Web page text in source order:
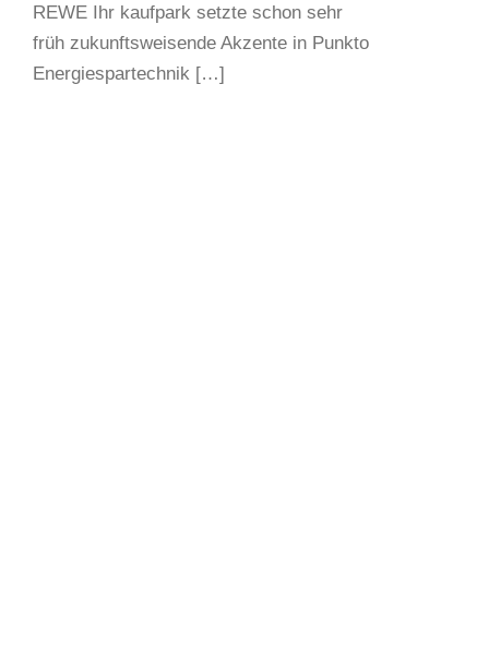
REWE Ihr kaufpark setzte schon sehr
früh zukunftsweisende Akzente in Punkto
Energiespartechnik […]